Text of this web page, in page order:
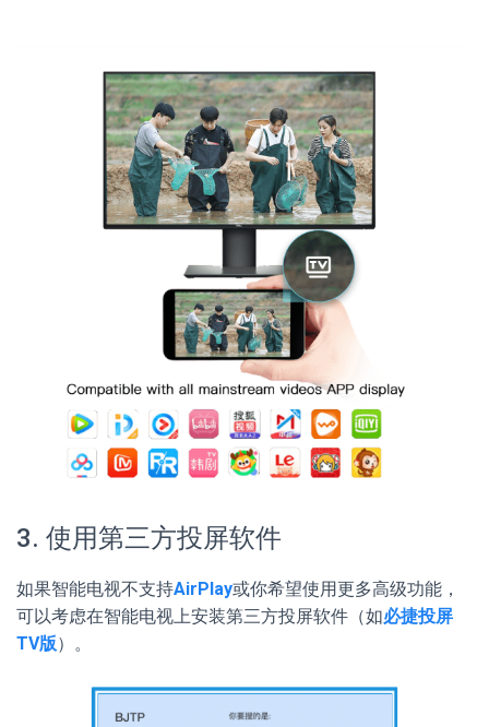
3. 使用第三方投屏软件
如果智能电视不支持AirPlay或你希望使用更多高级功能，
可以考虑在智能电视上安装第三方投屏软件（如必捷投屏
TV版）。